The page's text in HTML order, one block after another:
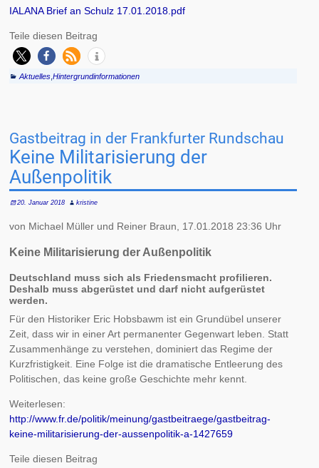
IALANA Brief an Schulz 17.01.2018.pdf
Teile diesen Beitrag
Aktuelles, Hintergrundinformationen
Gastbeitrag in der Frankfurter Rundschau
Keine Militarisierung der
Außenpolitik
20. Januar 2018 kristine
von Michael Müller und Reiner Braun, 17.01.2018 23:36 Uhr
Keine Militarisierung der Außenpolitik
Deutschland muss sich als Friedensmacht profilieren.
Deshalb muss abgerüstet und darf nicht aufgerüstet
werden.
Für den Historiker Eric Hobsbawm ist ein Grundübel unserer
Zeit, dass wir in einer Art permanenter Gegenwart leben. Statt
Zusammenhänge zu verstehen, dominiert das Regime der
Kurzfristigkeit. Eine Folge ist die dramatische Entleerung des
Politischen, das keine große Geschichte mehr kennt.
Weiterlesen:
http://www.fr.de/politik/meinung/gastbeitraege/gastbeitrag-
keine-militarisierung-der-aussenpolitik-a-1427659
Teile diesen Beitrag